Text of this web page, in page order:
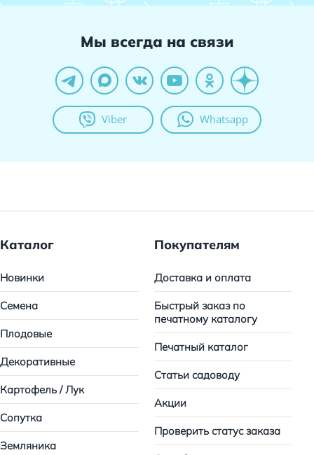
Мы всегда на связи
Viber Whatsapp
Каталог
Новинки
Семена
Плодовые
Декоративные
Картофель / Лук
Сопутка
Земляника
Покупателям
Доставка и оплата
Быстрый заказ по
печатному каталогу
Печатный каталог
Статьи садоводу
Акции
Проверить статус заказа